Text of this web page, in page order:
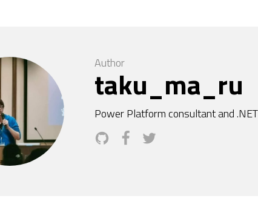
Author
taku_ma_ru
Power Platform consultant and